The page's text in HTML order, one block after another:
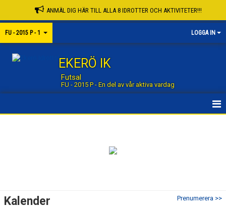
ANMÄL DIG HÄR TILL ALLA 8 IDROTTER OCH AKTIVITETER!!!
FU - 2015 P - 1 LOGGA IN
EKERÖ IK
Futsal
FU - 2015 P - En del av vår aktiva vardag
Prenumerera >>
Kalender